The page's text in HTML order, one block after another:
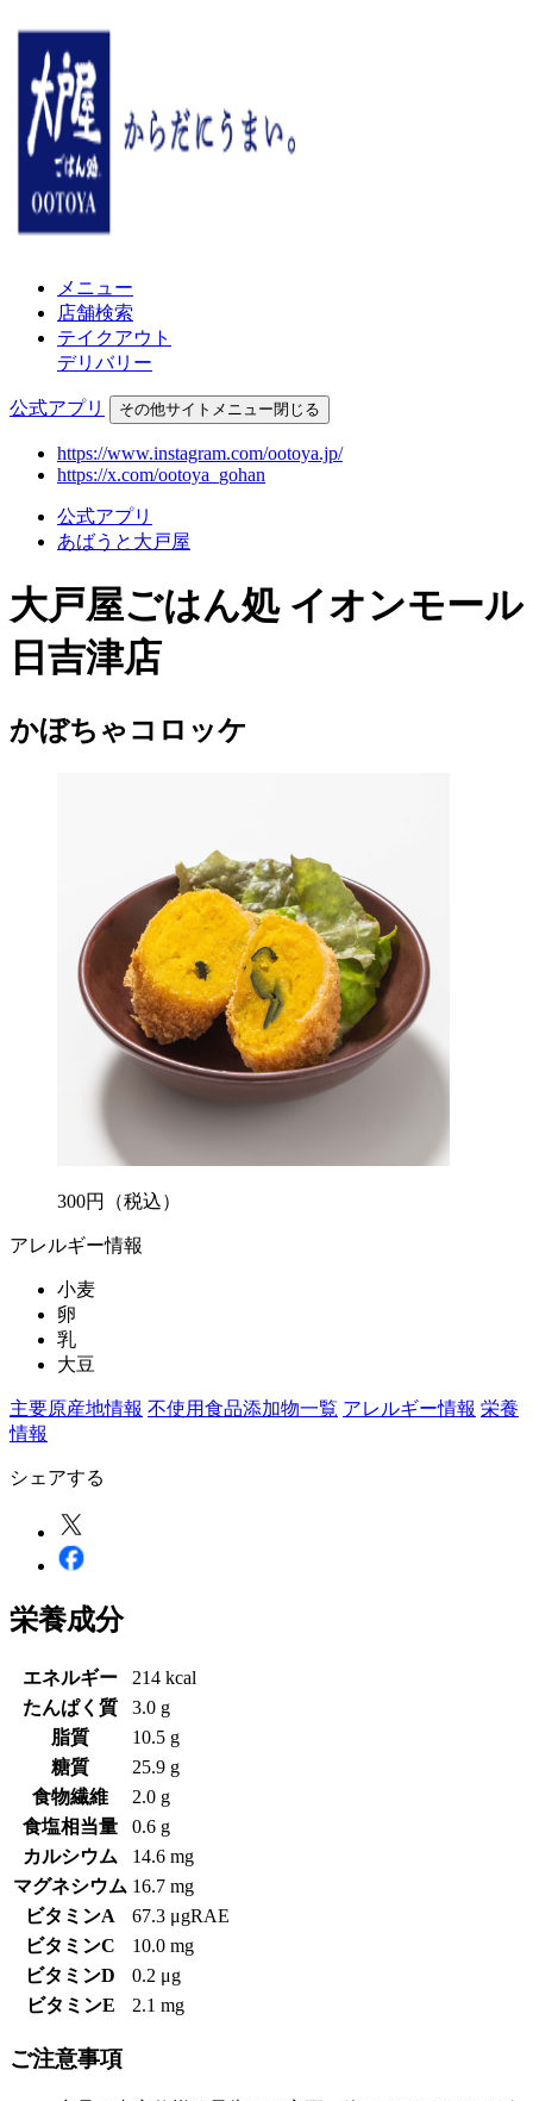
メニュー
店舗検索
テイクアウト
デリバリー
公式アプリ その他サイトメニュー閉じる
https://www.instagram.com/ootoya.jp/
https://x.com/ootoya_gohan
公式アプリ
あばうと大戸屋
大戸屋ごはん処 イオンモール
日吉津店
かぼちゃコロッケ
300円 （税込）
アレルギー情報
小麦
卵
乳
大豆
主要原産地情報 不使用食品添加物一覧 アレルギー情報 栄養
情報
シェアする
栄養成分
エネルギー
214 kcal
たんぱく質
3.0 g
脂質
10.5 g
糖質
25.9 g
食物繊維
2.0 g
食塩相当量
0.6 g
カルシウム
14.6 mg
マグネシウム 16.7 mg
ビタミンA
67.3 μgRAE
ビタミンC
10.0 mg
ビタミンD
0.2 μg
ビタミンE
2.1 mg
ご注意事項